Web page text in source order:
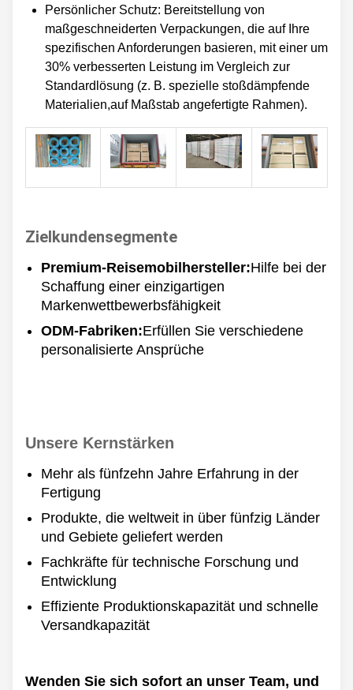
Persönlicher Schutz: Bereitstellung von
maßgeschneiderten Verpackungen, die auf Ihre
spezifischen Anforderungen basieren, mit einer um
30% verbesserten Leistung im Vergleich zur
Standardlösung (z. B. spezielle stoßdämpfende
Materialien,auf Maßstab angefertigte Rahmen).
Zielkundensegmente
Premium-Reisemobilhersteller:Hilfe bei der
Schaffung einer einzigartigen
Markenwettbewerbsfähigkeit
ODM-Fabriken:Erfüllen Sie verschiedene
personalisierte Ansprüche
Unsere Kernstärken
Mehr als fünfzehn Jahre Erfahrung in der
Fertigung
Produkte, die weltweit in über fünfzig Länder
und Gebiete geliefert werden
Fachkräfte für technische Forschung und
Entwicklung
Effiziente Produktionskapazität und schnelle
Versandkapazität
Wenden Sie sich sofort an unser Team, und